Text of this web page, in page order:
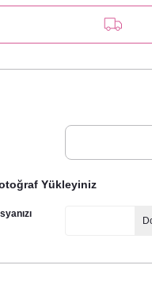
Yükleyiniz